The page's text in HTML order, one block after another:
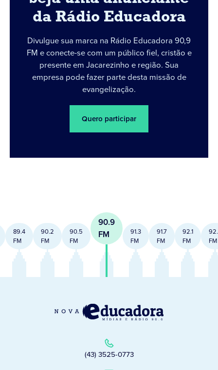
da Rádio Educadora
Divulgue sua marca na Rádio Educadora 90,9
FM e conecte-se com um público fiel, cristão e
presente em Jacarezinho e região. Sua
empresa pode fazer parte desta missão de
evangelização.
Quero participar
89.4
FM
90.2
FM
90.5
FM
90.9
FM
91.3
FM
91.7
FM
92.1
FM
FM
(43) 3525-0773